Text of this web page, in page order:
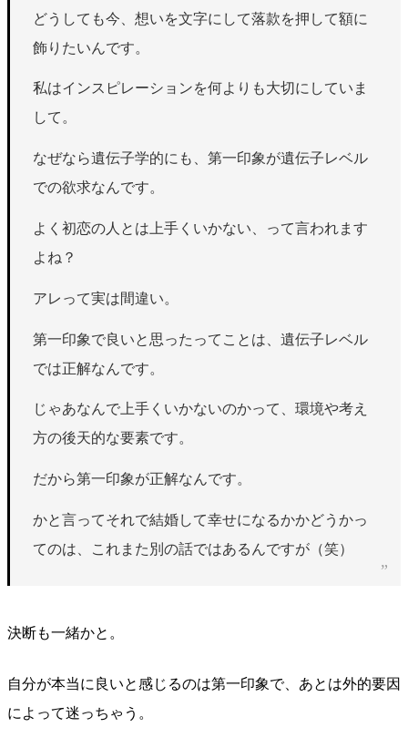
どうしても今、想いを文字にして落款を押して額に
飾りたいんです。
私はインスピレーションを何よりも大切にしていま
して。
なぜなら遺伝子学的にも、第一印象が遺伝子レベル
での欲求なんです。
よく初恋の人とは上手くいかない、って言われます
よね？
アレって実は間違い。
第一印象で良いと思ったってことは、遺伝子レベル
では正解なんです。
じゃあなんで上手くいかないのかって、環境や考え
方の後天的な要素です。
だから第一印象が正解なんです。
かと言ってそれで結婚して幸せになるかかどうかっ
てのは、これまた別の話ではあるんですが（笑）
決断も一緒かと。
自分が本当に良いと感じるのは第一印象で、あとは外的要因
によって迷っちゃう。